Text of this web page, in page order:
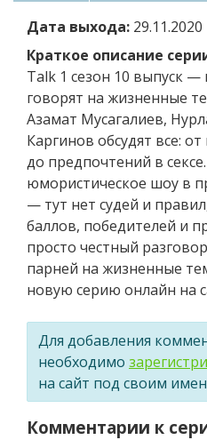
Дата выхода: 29.11.2020
Краткое описание
Talk 1 сезон 10 выпуск
говорят на жизненные
Азамат Мусагалиев,
Каргинов обсудят все:
до предпочтений в
юмористическое шоу в
— тут нет судей и
баллов, победителей и
просто честный
парней на жизненные
новую серию онлайн на
Для добавления
необходимо
на сайт под своим
Комментарии к